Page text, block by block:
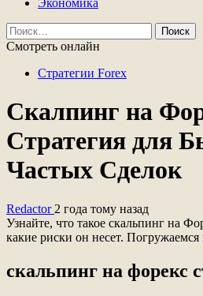
Экономика
Найти:
Смотреть онлайн
Стратегии Forex
Скалпинг на
Стратегия для
Частых Сделок
Redactor 2 года тому назад
Узнайте, что такое скальпинг на
какие риски он несет.
скальпинг на форекс